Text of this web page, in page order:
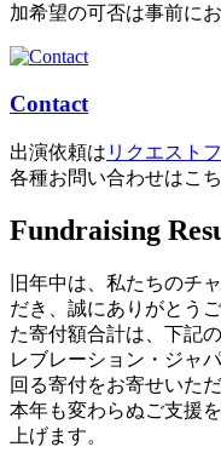
加希望の可否は事前に
Contact
出演依頼は リクエスト
各種お問い合わせはこち
Fundraising
旧年中は、私たちのチ
だき、誠にありがとう
た寄付額合計は、下記
レブレーション・ジャ
回る寄付をお寄せいた
本年も変わらぬご支援
上げます。